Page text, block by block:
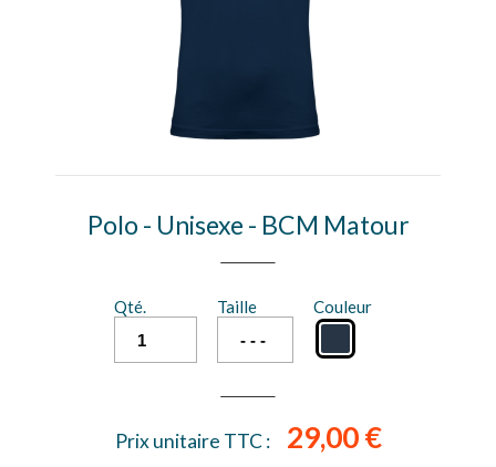
Polo - Unisexe - BCM Matour
Qté. Taille Couleur
Prix unitaire TTC : 29,00 €